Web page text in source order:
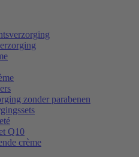
zonder parabenen
Q10
crème